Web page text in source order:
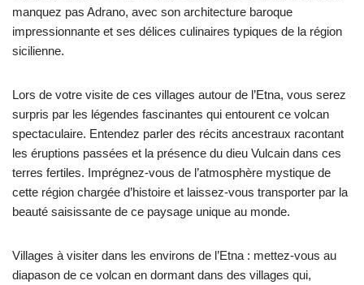
manquez pas Adrano, avec son architecture baroque
impressionnante et ses délices culinaires typiques de la région
sicilienne.
Lors de votre visite de ces villages autour de l’Etna, vous serez
surpris par les légendes fascinantes qui entourent ce volcan
spectaculaire. Entendez parler des récits ancestraux racontant
les éruptions passées et la présence du dieu Vulcain dans ces
terres fertiles. Imprégnez-vous de l’atmosphère mystique de
cette région chargée d’histoire et laissez-vous transporter par la
beauté saisissante de ce paysage unique au monde.
Villages à visiter dans les environs de l’Etna : mettez-vous au
diapason de ce volcan en dormant dans des villages qui,